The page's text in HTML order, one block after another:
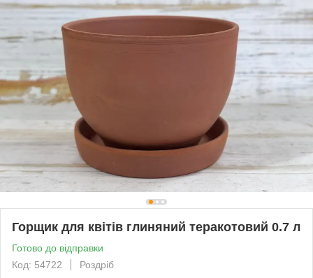
Горщик для квітів глиняний теракотовий 0.7 л
Готово до відправки
Код: 54722
Роздріб